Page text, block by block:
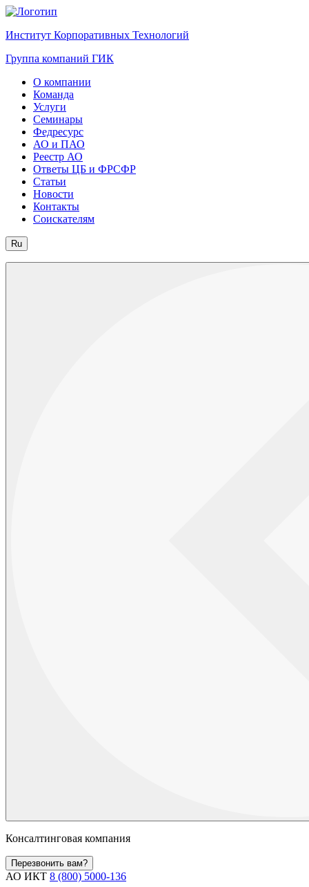
Институт Корпоративных Технологий
Группа компаний ГИК
О компании
Команда
Услуги
Семинары
Федресурс
АО и ПАО
Реестр АО
Ответы ЦБ и ФРСФР
Статьи
Новости
Контакты
Соискателям
Ru
Консалтинговая компания
Перезвонить вам?
АО ИКТ 8 (800) 5000-136